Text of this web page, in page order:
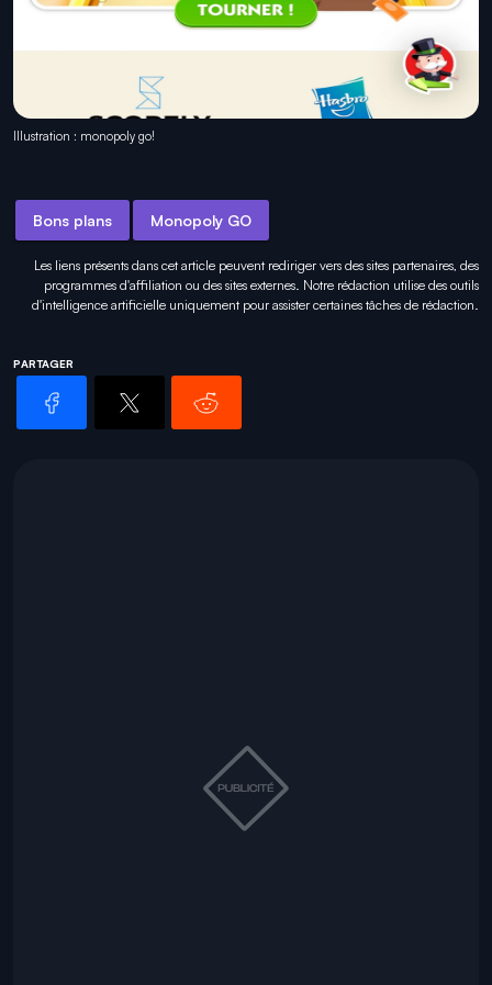
Illustration : monopoly go!
Bons plans Monopoly GO
Les liens présents dans cet article peuvent rediriger vers des sites partenaires, des
programmes d'affiliation ou des sites externes. Notre rédaction utilise des outils
d'intelligence artificielle uniquement pourassister certaines tâches de rédaction.
PARTAGER